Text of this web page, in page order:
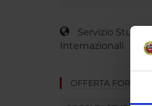
Servizio Studenti
Internazionali
OFFERTA